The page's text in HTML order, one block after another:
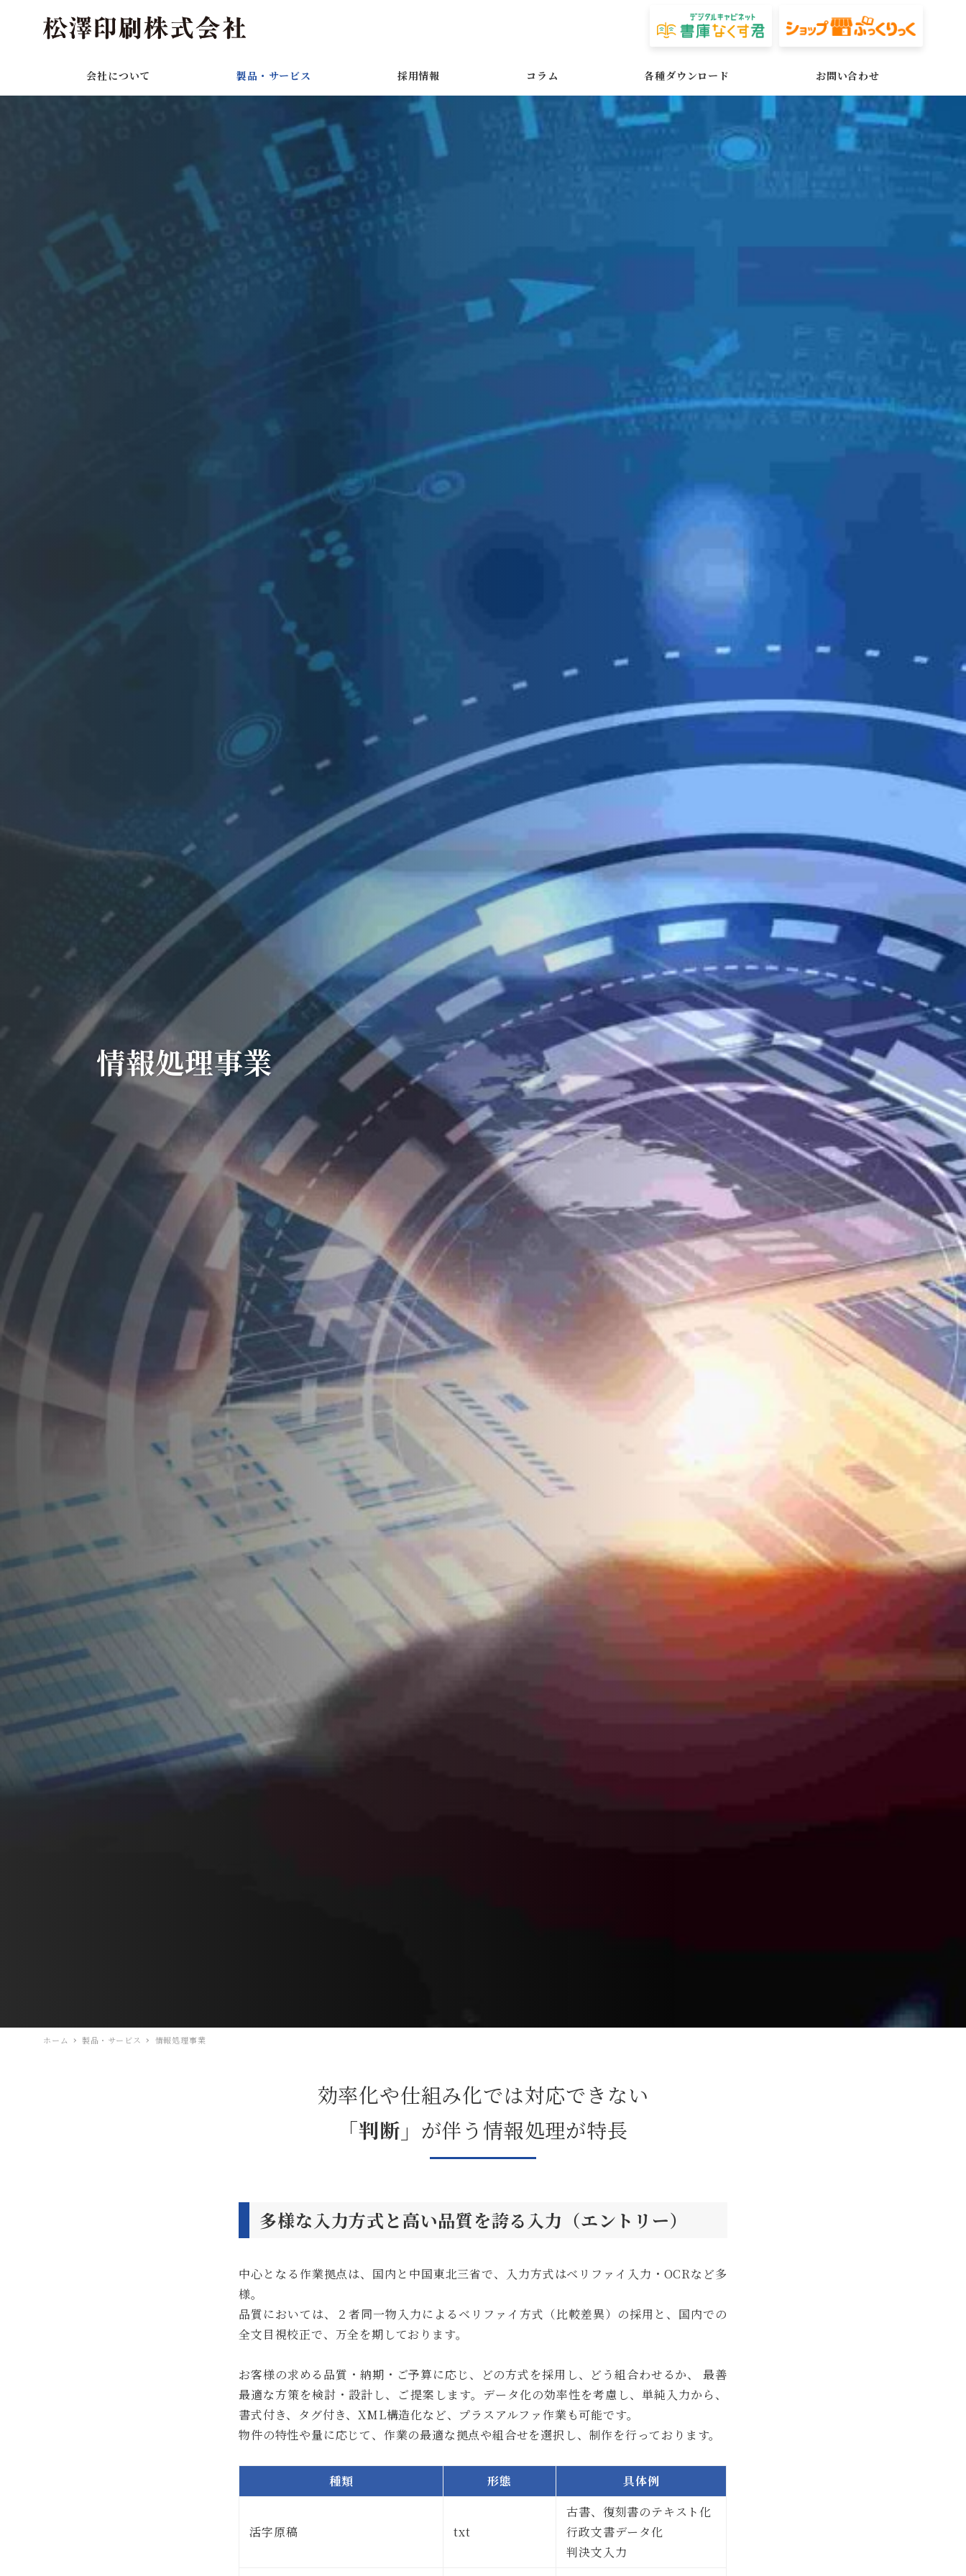
会社について 製品・サービス 採用情報 コラム 各種ダウンロード お問い合わせ
情報処理事業
ホーム 製品・サービス 情報処理事業
効率化や仕組み化では対応できない
「判断」 が伴う 情報処理が特長
多様な入力方式と高い品質を誇る入力（エントリー）
中心となる作業拠点は、国内と中国東北三省で、入力方式はベリファイ入力・OCRなど多
様。
品質においては、２者同一物入力によるベリファイ方式（比較差異）の採用と、国内での
全文目視校正で、万全を期しております。
お客様の求める品質・納期・ご予算に応じ、どの方式を採用し、どう組合わせるか、 最善
最適な方策を検討・設計し、ご提案します。データ化の効率性を考慮し、単純入力から、
書式付き、タグ付き、XML構造化など、プラスアルファ作業も可能です。
物件の特性や量に応じて、作業の最適な拠点や組合せを選択し、制作を行っております。
種類 形態 具体例
活字原稿 txt
古書、復刻書のテキスト化
行政文書データ化
判決文入力